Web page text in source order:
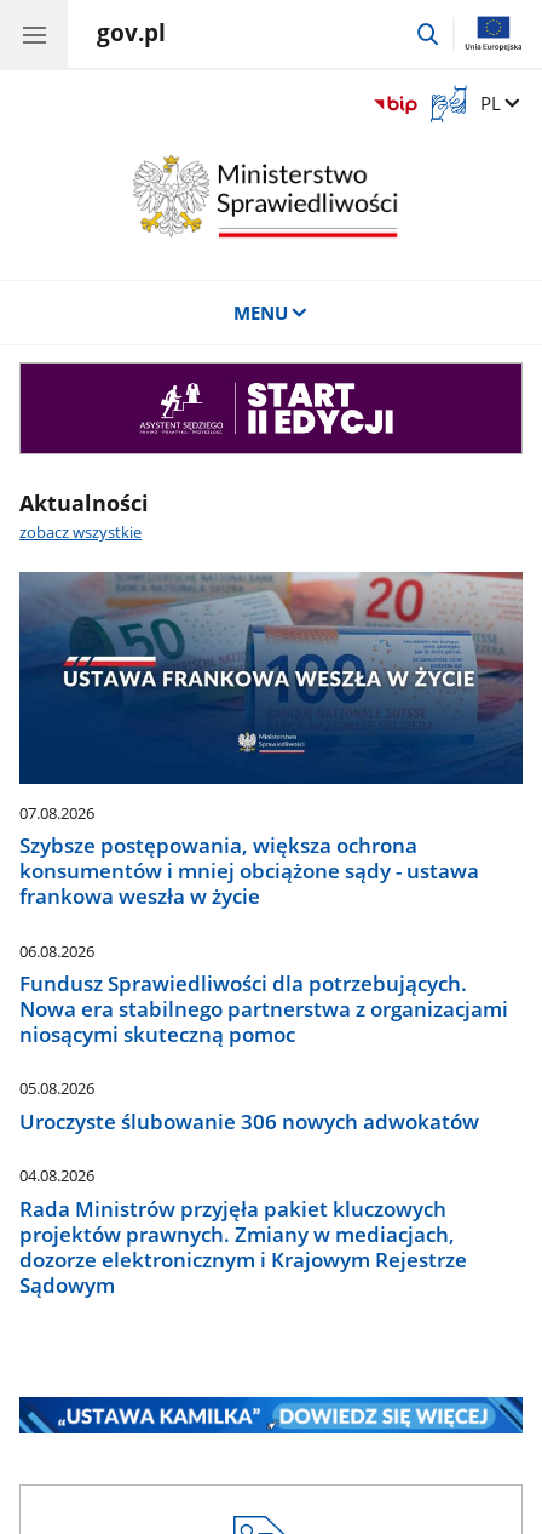
gov.pl
przejdź
Otwórz
okno
Zmień
PL
MENU
Aktualności
zobacz wszystkie
07.08.2026
Szybsze postępowania, większa ochrona
konsumentów i mniej obciążone sądy - ustawa
frankowa weszła w życie
06.08.2026
Fundusz Sprawiedliwości dla potrzebujących.
Nowa era stabilnego partnerstwa z organizacjami
niosącymi skuteczną pomoc
05.08.2026
Uroczyste ślubowanie 306 nowych adwokatów
04.08.2026
Rada Ministrów przyjęła pakiet kluczowych
projektów prawnych. Zmiany w mediacjach,
dozorze elektronicznym i Krajowym Rejestrze
Sądowym